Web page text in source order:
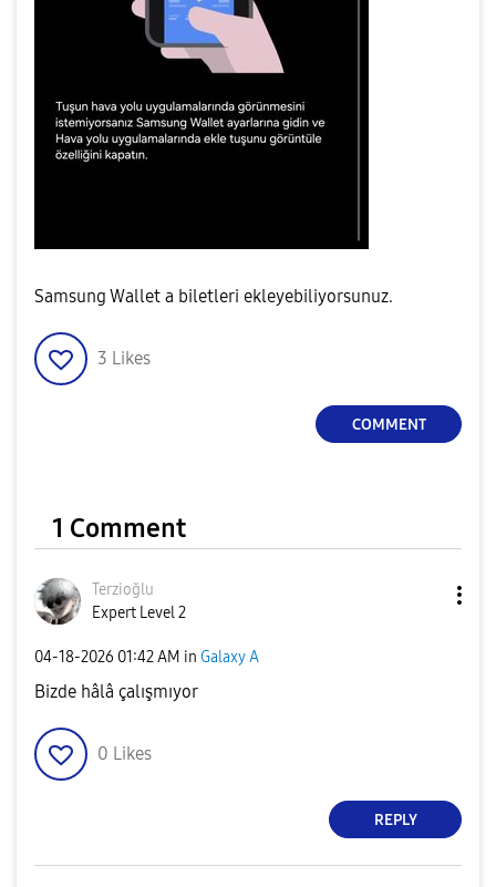
Samsung Wallet a biletleri ekleyebiliyorsunuz.
3 Likes
COMMENT
1 Comment
Terzioğlu
Expert Level 2
‎04-18-2026 01:42 AM in Galaxy A
Bizde hâlâ çalışmıyor
0 Likes
REPLY